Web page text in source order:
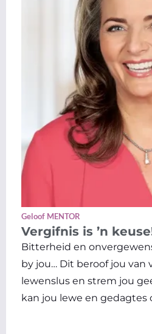
Geloof MENTOR
Vergifnis is ’n
Bitterheid en
by jou… Dit beroof jou van
lewenslus en strem jou
kan jou lewe en gedagtes